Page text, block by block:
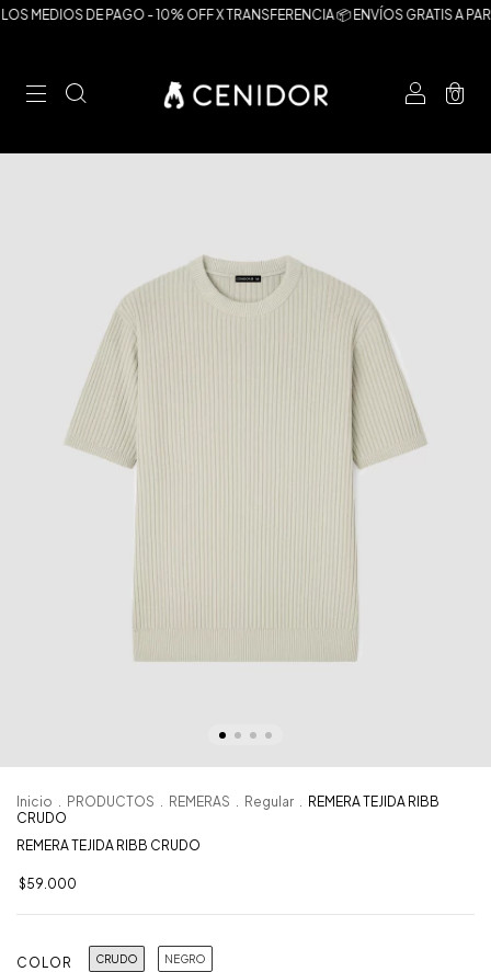
DE PAGO - 10% OFF X TRANSFERENCIA 📦 ENVÍOS GRATIS A
0
Inicio . PRODUCTOS . REMERAS . Regular . REMERA TEJIDA RIBB
CRUDO
REMERA TEJIDA RIBB CRUDO
$59.000
COLOR CRUDO NEGRO